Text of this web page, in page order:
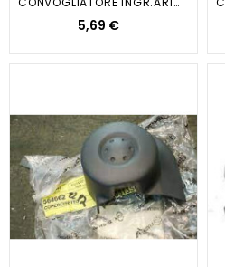
5,69 €